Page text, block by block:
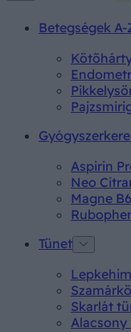
Betegségek A-
Aspirin
Neo
Magne
Tünet
Skarlát
Alacsony